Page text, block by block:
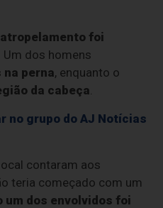
foi
. Um dos homens
perna, enquanto o
da cabeça
no grupo do AJ Notícias
contaram aos
teria começado com um
um dos envolvidos foi